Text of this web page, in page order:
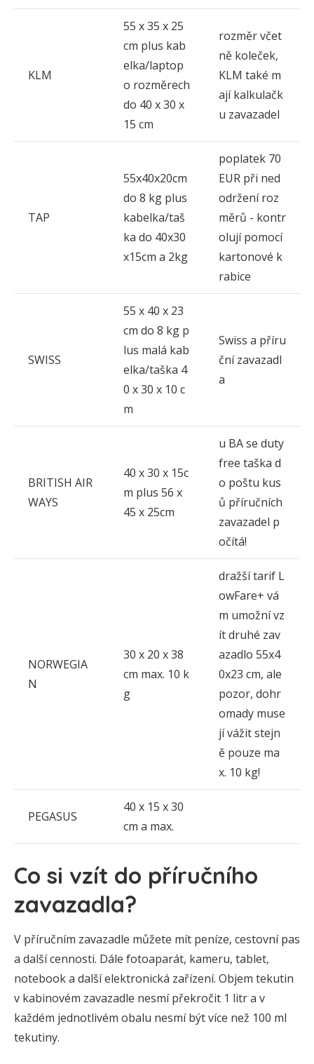
KLM
55 x 35 x 25
cm plus kab
elka/laptop
o rozměrech
do 40 x 30 x
15 cm
rozměr včet
ně koleček,
KLM také m
ají kalkulačk
u zavazadel
TAP
55x40x20cm
do 8 kg plus
kabelka/taš
ka do 40x30
x15cm a 2kg
poplatek 70
EUR při ned
održení roz
měrů - kontr
olují pomocí
kartonové k
rabice
SWISS
55 x 40 x 23
cm do 8 kg p
lus malá kab
elka/taška 4
0 x 30 x 10 c
m
Swiss a příru
ční zavazadl
a
BRITISH AIR
WAYS
40 x 30 x 15c
m plus 56 x
45 x 25cm
u BA se duty
free taška d
o poštu kus
ů příručních
zavazadel p
očítá!
NORWEGIA
N
30 x 20 x 38
cm max. 10 k
g
dražší tarif L
owFare+ vá
m umožní vz
ít druhé zav
azadlo 55x4
0x23 cm, ale
pozor, dohr
omady muse
jí vážit stejn
ě pouze ma
x. 10 kg!
PEGASUS
40 x 15 x 30
cm a max.
Co si vzít do příručního
zavazadla?
V příručním zavazadle můžete mít peníze, cestovní pas
a další cennosti. Dále fotoaparát, kameru, tablet,
notebook a další elektronická zařízení. Objem tekutin
v kabinovém zavazadle nesmí překročit 1 litr a v
každém jednotlivém obalu nesmí být více než 100 ml
tekutiny.